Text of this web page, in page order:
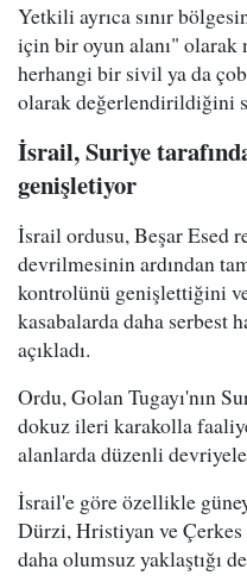
Yetkili ayrıca sınır
için bir oyun alanı" olarak
herhangi bir sivil ya da
olarak değerlendirildiğini
İsrail, Suriye
genişletiyor
İsrail ordusu, Beşar Esed
devrilmesinin ardından
kontrolünü genişlettiğini
kasabalarda daha serbest
açıkladı.
Ordu, Golan Tugayı'nın
dokuz ileri karakolla
alanlarda düzenli
İsrail'e göre özellikle
Dürzi, Hristiyan ve
daha olumsuz yaklaştığı